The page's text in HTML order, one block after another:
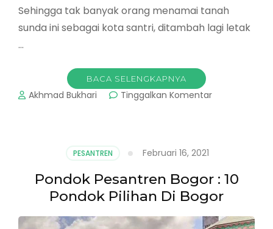
Sehingga tak banyak orang menamai tanah
sunda ini sebagai kota santri, ditambah lagi letak
…
BACA SELENGKAPNYA
Akhmad Bukhari Tinggalkan Komentarpada
Bunda
Yuk
Disini.
PESANTREN Februari 16, 2021
Pondok Pesantren Bogor : 10
Pondok Pilihan Di Bogor